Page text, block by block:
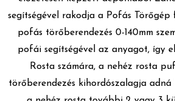
KIADÓ
KAPCSOLAT
segítségével rakodja a Pofás
pofás törőberendezés 0-140mm
pofái segítségével az anyagot, így
Rosta számára, a nehéz rosta
törőberendezés kihordószalagja